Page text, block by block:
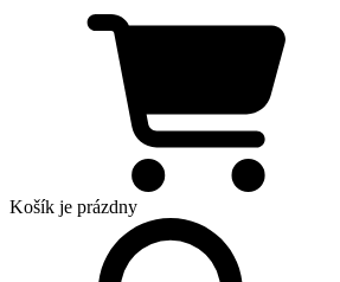
Košík je prázdny